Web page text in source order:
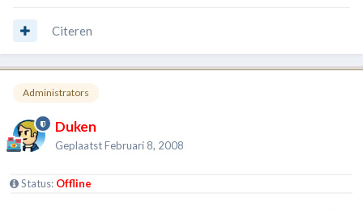
Citeren
Administrators
Duken
GeplaatstFebruari 8, 2008
Status: Offline